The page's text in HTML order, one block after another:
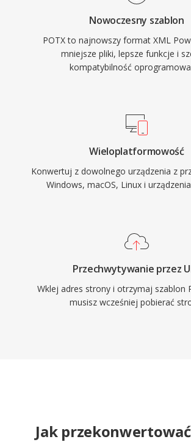
Nowoczesny szablon
POTX to najnowszy format XML
mniejsze pliki, lepsze funkcje i
kompatybilność
Wieloplatformowość
Konwertuj z dowolnego urządzenia z
Windows, macOS, Linux i
Przechwytywanie przez
Wklej adres strony i otrzymaj szablon
musisz wcześniej pobierać
Jak